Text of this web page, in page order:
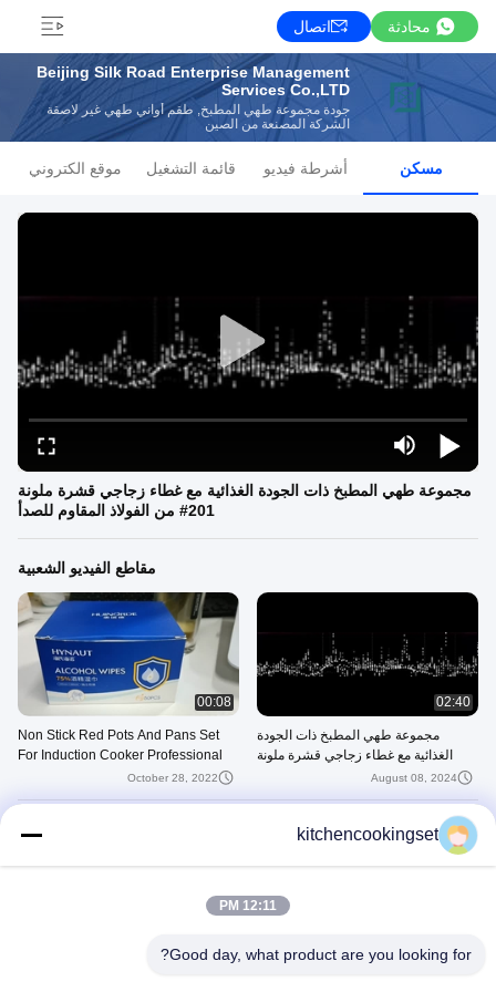
محادثة اتصال
Beijing Silk Road Enterprise Management
Services Co.,LTD
جودة مجموعة طهي المطبخ, طقم أواني طهي غير لاصقة
الشركة المصنعة من الصين
مسكن أشرطة فيديو قائمة التشغيل موقع الكتروني
مجموعة طهي المطبخ ذات الجودة الغذائية مع غطاء زجاجي قشرة ملونة
201# من الفولاذ المقاوم للصدأ
مقاطع الفيديو الشعبية
02:40
مجموعة طهي المطبخ ذات الجودة
الغذائية مع غطاء زجاجي قشرة ملونة
201# من الفولاذ المقاوم للصدأ
August 08, 2024
00:08
Non Stick Red Pots And Pans Set
For Induction Cooker Professional
October 28, 2022
أحدث مقاطع الفيديو
02:40
00:08
kitchencookingset
12:11 PM
Good day, what product are you looking for?